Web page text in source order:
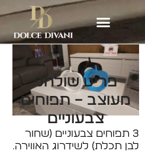
Dolce Divani
אקססוריז וריהוט
משלים לבית»פריט שולחני מעוצב
– תפוחים צבעוניים
פריט שולחני
מעוצב – תפוחים
צבעוניים
3 תפוחים צבעוניים (שחור
לבן תכלת) לשידרוג האווירה.